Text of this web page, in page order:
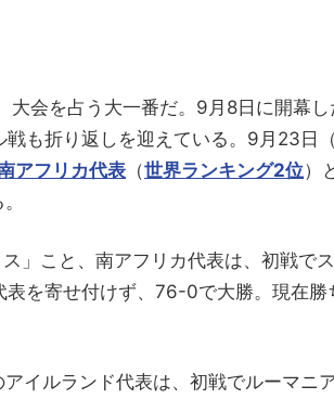
大会を占う大一番だ。9月8日に開幕し
も折り返しを迎えている。9月23日
アフリカ代表 （世界ランキング2位）
」こと、南アフリカ代表は、初戦で
表を寄せ付けず、76-0で大勝。現在
イルランド代表は、初戦でルーマニ